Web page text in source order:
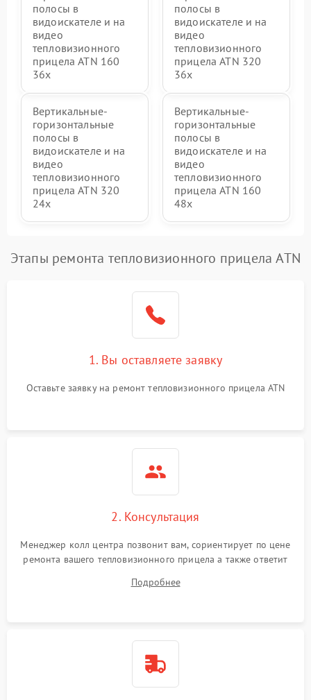
полосы в
видоискателе и на
видео
тепловизионного
прицела ATN 160
36x
полосы в
видоискателе и на
видео
тепловизионного
прицела ATN 320
36x
Вертикальные-
горизонтальные
полосы в
видоискателе и на
видео
тепловизионного
прицела ATN 320
24x
Вертикальные-
горизонтальные
полосы в
видоискателе и на
видео
тепловизионного
прицела ATN 160
48x
Этапы ремонта тепловизионного прицела ATN
1. Вы оставляете заявку
Оставьте заявку на ремонт тепловизионного прицела ATN
2. Консультация
Менеджер колл центра позвонит вам, сориентирует по цене
ремонта вашего тепловизионного прицела а также ответит
Подробнее